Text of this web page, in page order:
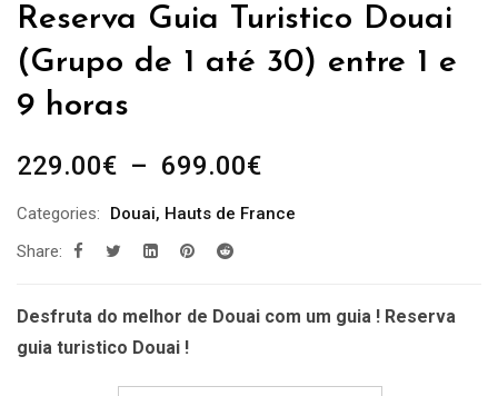
Reserva Guia Turistico Douai
(Grupo de 1 até 30) entre 1 e
9 horas
229.00€ – 699.00€Plage
prix :
699.00€
Categories: Douai, Hauts de France
Share:
Desfruta do melhor de Douai com um guia ! Reserva
guia turistico Douai !